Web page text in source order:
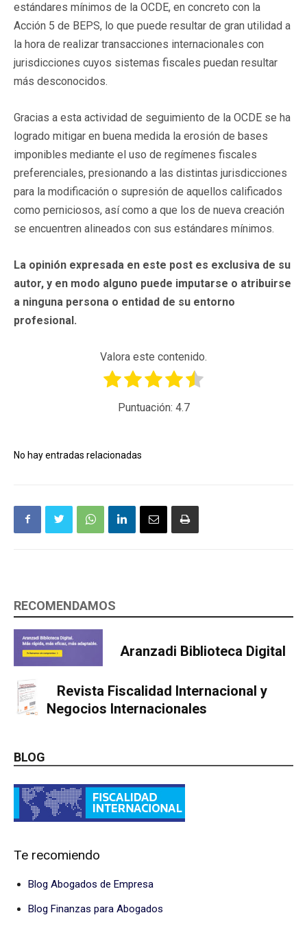
estándares mínimos de la OCDE, en concreto con la
Acción 5 de BEPS, lo que puede resultar de gran utilidad a
la hora de realizar transacciones internacionales con
jurisdicciones cuyos sistemas fiscales puedan resultar
más desconocidos.
Gracias a esta actividad de seguimiento de la OCDE se ha
logrado mitigar en buena medida la erosión de bases
imponibles mediante el uso de regímenes fiscales
preferenciales, presionando a las distintas jurisdicciones
para la modificación o supresión de aquellos calificados
como perniciosos, así como a que los de nueva creación
se encuentren alineados con sus estándares mínimos.
La opinión expresada en este post es exclusiva de su
autor, y en modo alguno puede imputarse o atribuirse
a ninguna persona o entidad de su entorno
profesional.
Valora este contenido.
Puntuación: 4.7
No hay entradas relacionadas
RECOMENDAMOS
Aranzadi Biblioteca Digital
Revista Fiscalidad Internacional y
Negocios Internacionales
BLOG
Te recomiendo
Blog Abogados de Empresa
Blog Finanzas para Abogados